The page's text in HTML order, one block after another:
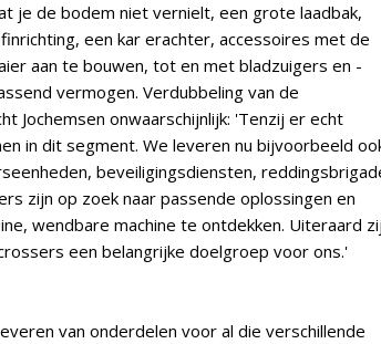
je de bodem niet vernielt, een grote laadbak,
een kar erachter, accessoires met de
aan te bouwen, tot en met bladzuigers en -
vermogen. Verdubbeling van de
Jochemsen onwaarschijnlijk: 'Tenzij er echt
in dit segment. We leveren nu bijvoorbeeld
beveiligingsdiensten,
zijn op zoek naar passende oplossingen en
wendbare machine te ontdekken. Uiteraard
een belangrijke doelgroep voor ons.'
van onderdelen voor al die verschillende